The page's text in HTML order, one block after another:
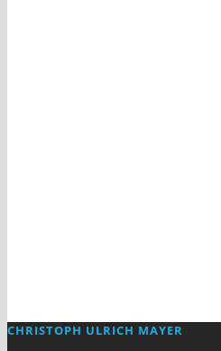
CHRISTOPH ULRICH MAYER